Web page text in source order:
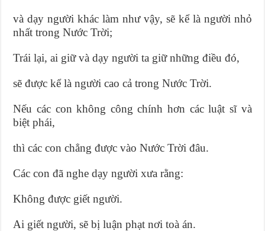
và dạy người khác làm như vậy, sẽ kể là người nhỏ
nhất trong Nước Trời;
Trái lại, ai giữ và dạy người ta giữ những điều đó,
sẽ được kể là người cao cả trong Nước Trời.
Nếu các con không công chính hơn các luật sĩ và
biệt phái,
thì các con chẳng được vào Nước Trời đâu.
Các con đã nghe dạy người xưa rằng:
Không được giết người.
Ai giết người, sẽ bị luận phạt nơi toà án.